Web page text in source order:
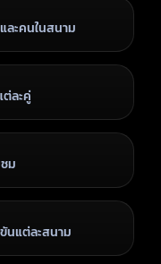
ะคนในสนาม
ละคู่
ม
นแต่ละสนาม